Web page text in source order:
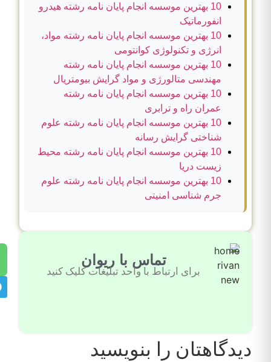
10 بهترین موسسه انجام پایان نامه رشته هیدرو
انفورماتیک
10 بهترین موسسه انجام پایان نامه رشته مواد،
انرژی و تکنولوژی کوانتومی
10 بهترین موسسه انجام پایان نامه رشته
مهندسی متالورژی و مواد گرایش بیومتریال
10 بهترین موسسه انجام پایان نامه رشته
عمران راه و ترابری
10 بهترین موسسه انجام پایان نامه رشته علوم
شناختی گرایش رسانه
10 بهترین موسسه انجام پایان نامه رشته محیط
زیست دریا
10 بهترین موسسه انجام پایان نامه رشته علوم
جرم شناسی امنیتی
تماس با ریوان
برای ارتباط با واحد تبلیغات کلیک کنید
دیدگاهتان را بنویسید